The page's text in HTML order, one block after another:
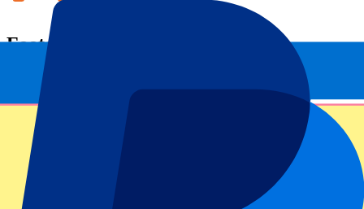
Footer menu
Grands clubs
Manchester United
Manchester City